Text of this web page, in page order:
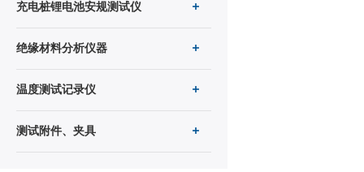
充电桩锂电池安规测试仪
绝缘材料分析仪器
温度测试记录仪
测试附件、夹具